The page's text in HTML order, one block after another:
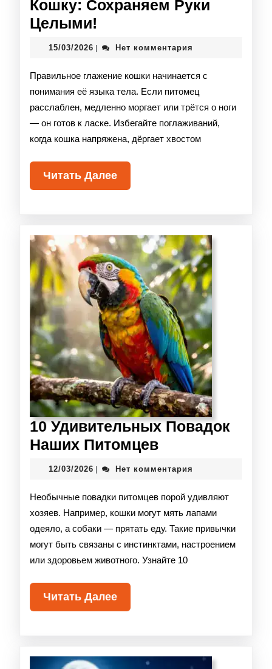
Кошку: Сохраняем Руки
Целыми!
15/03/2026 Нет комментария
Правильное глажение кошки начинается с
понимания её языка тела. Если питомец
расслаблен, медленно моргает или трётся о ноги
— он готов к ласке. Избегайте поглаживаний,
когда кошка напряжена, дёргает хвостом
Читать Далее
10 Удивительных Повадок
Наших Питомцев
12/03/2026 Нет комментария
Необычные повадки питомцев порой удивляют
хозяев. Например, кошки могут мять лапами
одеяло, а собаки — прятать еду. Такие привычки
могут быть связаны с инстинктами, настроением
или здоровьем животного. Узнайте 10
Читать Далее